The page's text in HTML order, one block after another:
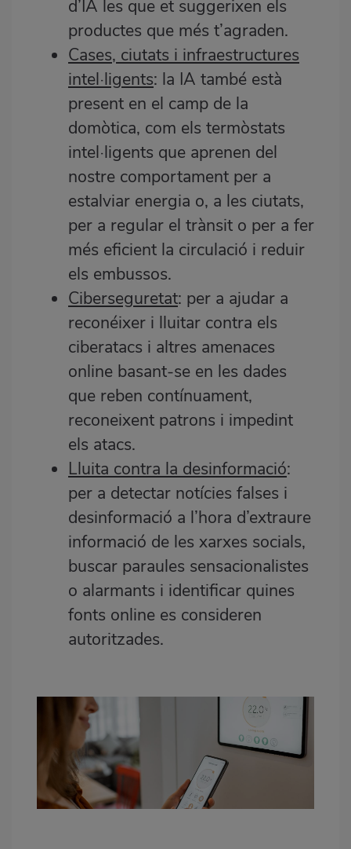
d’IA les que et suggerixen els
productes que més t’agraden.
Cases, ciutats i infraestructures
intel·ligents: la IA també està
present en el camp de la
domòtica, com els termòstats
intel·ligents que aprenen del
nostre comportament per a
estalviar energia o, a les ciutats,
per a regular el trànsit o per a fer
més eficient la circulació i reduir
els embussos.
Ciberseguretat: per a ajudar a
reconéixer i lluitar contra els
ciberatacs i altres amenaces
online basant-se en les dades
que reben contínuament,
reconeixent patrons i impedint
els atacs.
Lluita contra la desinformació:
per a detectar notícies falses i
desinformació a l’hora d’extraure
informació de les xarxes socials,
buscar paraules sensacionalistes
o alarmants i identificar quines
fonts online es consideren
autoritzades.